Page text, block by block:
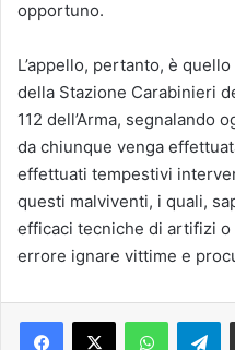
opportuno.
L’appello, pertanto, è
della Stazione Carabinieri
112 dell’Arma, segnalando
da chiunque venga
effettuati tempestivi
questi malviventi, i quali,
efficaci tecniche di artifizi
errore ignare vittime e
Telegram